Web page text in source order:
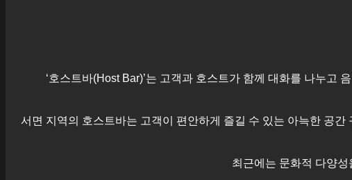
‘호스트바(Host Bar)’는 고객과 호스트가 함께 대화를 나누고
서면 지역의 호스트바는 고객이 편안하게 즐길 수 있는 아늑한 공
최근에는 문화적 다양